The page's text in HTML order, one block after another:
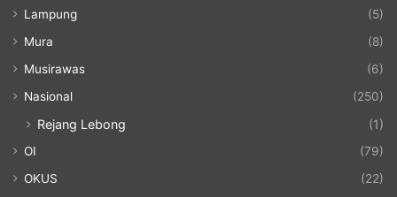
Lampung
(5)
Mura
(8)
Musirawas
(6)
Nasional
(250)
Rejang Lebong (1)
OI
(79)
OKUS
(22)